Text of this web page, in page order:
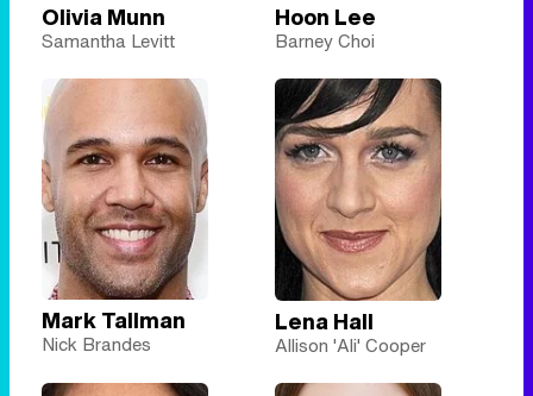
Olivia Munn
Samantha Levitt
Hoon Lee
Barney Choi
Mark Tallman
Nick Brandes
Lena Hall
Allison 'Ali' Cooper